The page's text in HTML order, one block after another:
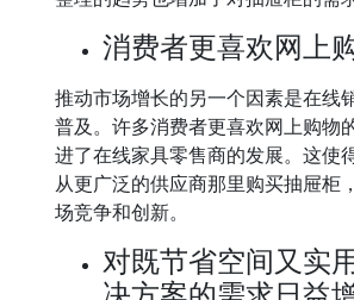
消费者更喜欢网上
推动市场增长的另一个因素是在线
普及。许多消费者更喜欢网上购物
进了在线家具零售商的发展。这使
从更广泛的供应商那里购买抽屉柜
场竞争和创新。
对既节省空间又实